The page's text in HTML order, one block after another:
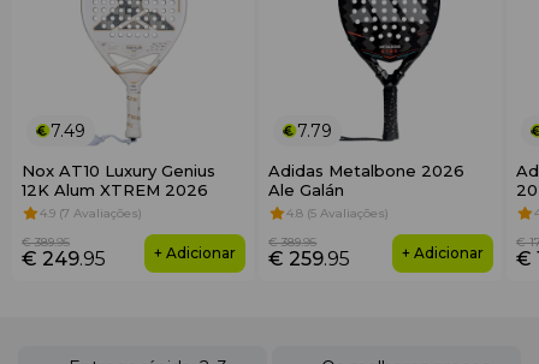
7.49
Nox AT10 Luxury Genius
12K Alum XTREM 2026
4.9 (7 Avaliações)
€ 249.95
€ 389.95
+ Adicionar
7.79
Adidas Metalbone 2026
Ale Galán
4.8 (5 Avaliações)
€ 259.95
€ 389.95
+ Adicionar €
€